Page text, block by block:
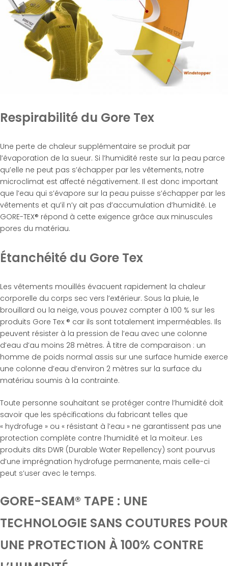
Respirabilité du Gore Tex
Une perte de chaleur supplémentaire se produit par
l’évaporation de la sueur. Si l’humidité reste sur la peau parce
qu’elle ne peut pas s’échapper par les vêtements, notre
microclimat est affecté négativement. Il est donc important
que l’eau qui s’évapore sur la peau puisse s’échapper par les
vêtements et qu’il n’y ait pas d’accumulation d’humidité. Le
GORE-TEX® répond à cette exigence grâce aux minuscules
pores du matériau.
Étanchéité du Gore Tex
Les vêtements mouillés évacuent rapidement la chaleur
corporelle du corps sec vers l’extérieur. Sous la pluie, le
brouillard ou la neige, vous pouvez compter à 100 % sur les
produits Gore Tex ® car ils sont totalement imperméables. Ils
peuvent résister à la pression de l’eau avec une colonne
d’eau d’au moins 28 mètres. À titre de comparaison : un
homme de poids normal assis sur une surface humide exerce
une colonne d’eau d’environ 2 mètres sur la surface du
matériau soumis à la contrainte.
Toute personne souhaitant se protéger contre l’humidité doit
savoir que les spécifications du fabricant telles que
« hydrofuge » ou « résistant à l’eau » ne garantissent pas une
protection complète contre l’humidité et la moiteur. Les
produits dits DWR (Durable Water Repellency) sont pourvus
d’une imprégnation hydrofuge permanente, mais celle-ci
peut s’user avec le temps.
GORE-SEAM® TAPE : UNE
TECHNOLOGIE SANS COUTURES POUR
UNE PROTECTION À 100% CONTRE